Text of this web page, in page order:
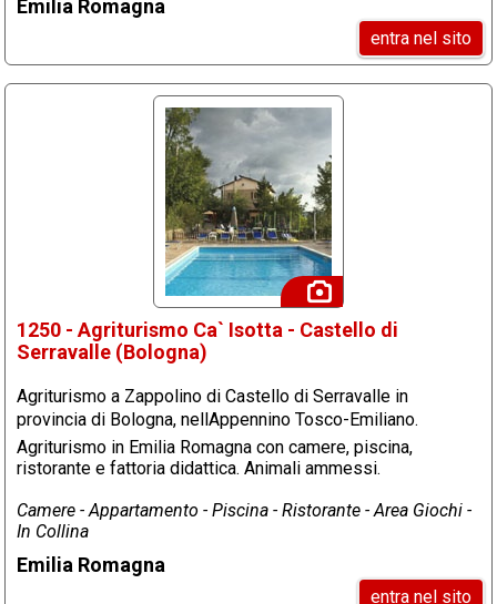
Emilia Romagna
entra nel sito
1250 - Agriturismo Ca` Isotta - Castello di
Serravalle (Bologna)
Agriturismo a Zappolino di Castello di Serravalle in
provincia di Bologna, nellAppennino Tosco-Emiliano.
Agriturismo in Emilia Romagna con camere, piscina,
ristorante e fattoria didattica. Animali ammessi.
Camere - Appartamento - Piscina - Ristorante - Area Giochi -
In Collina
Emilia Romagna
entra nel sito